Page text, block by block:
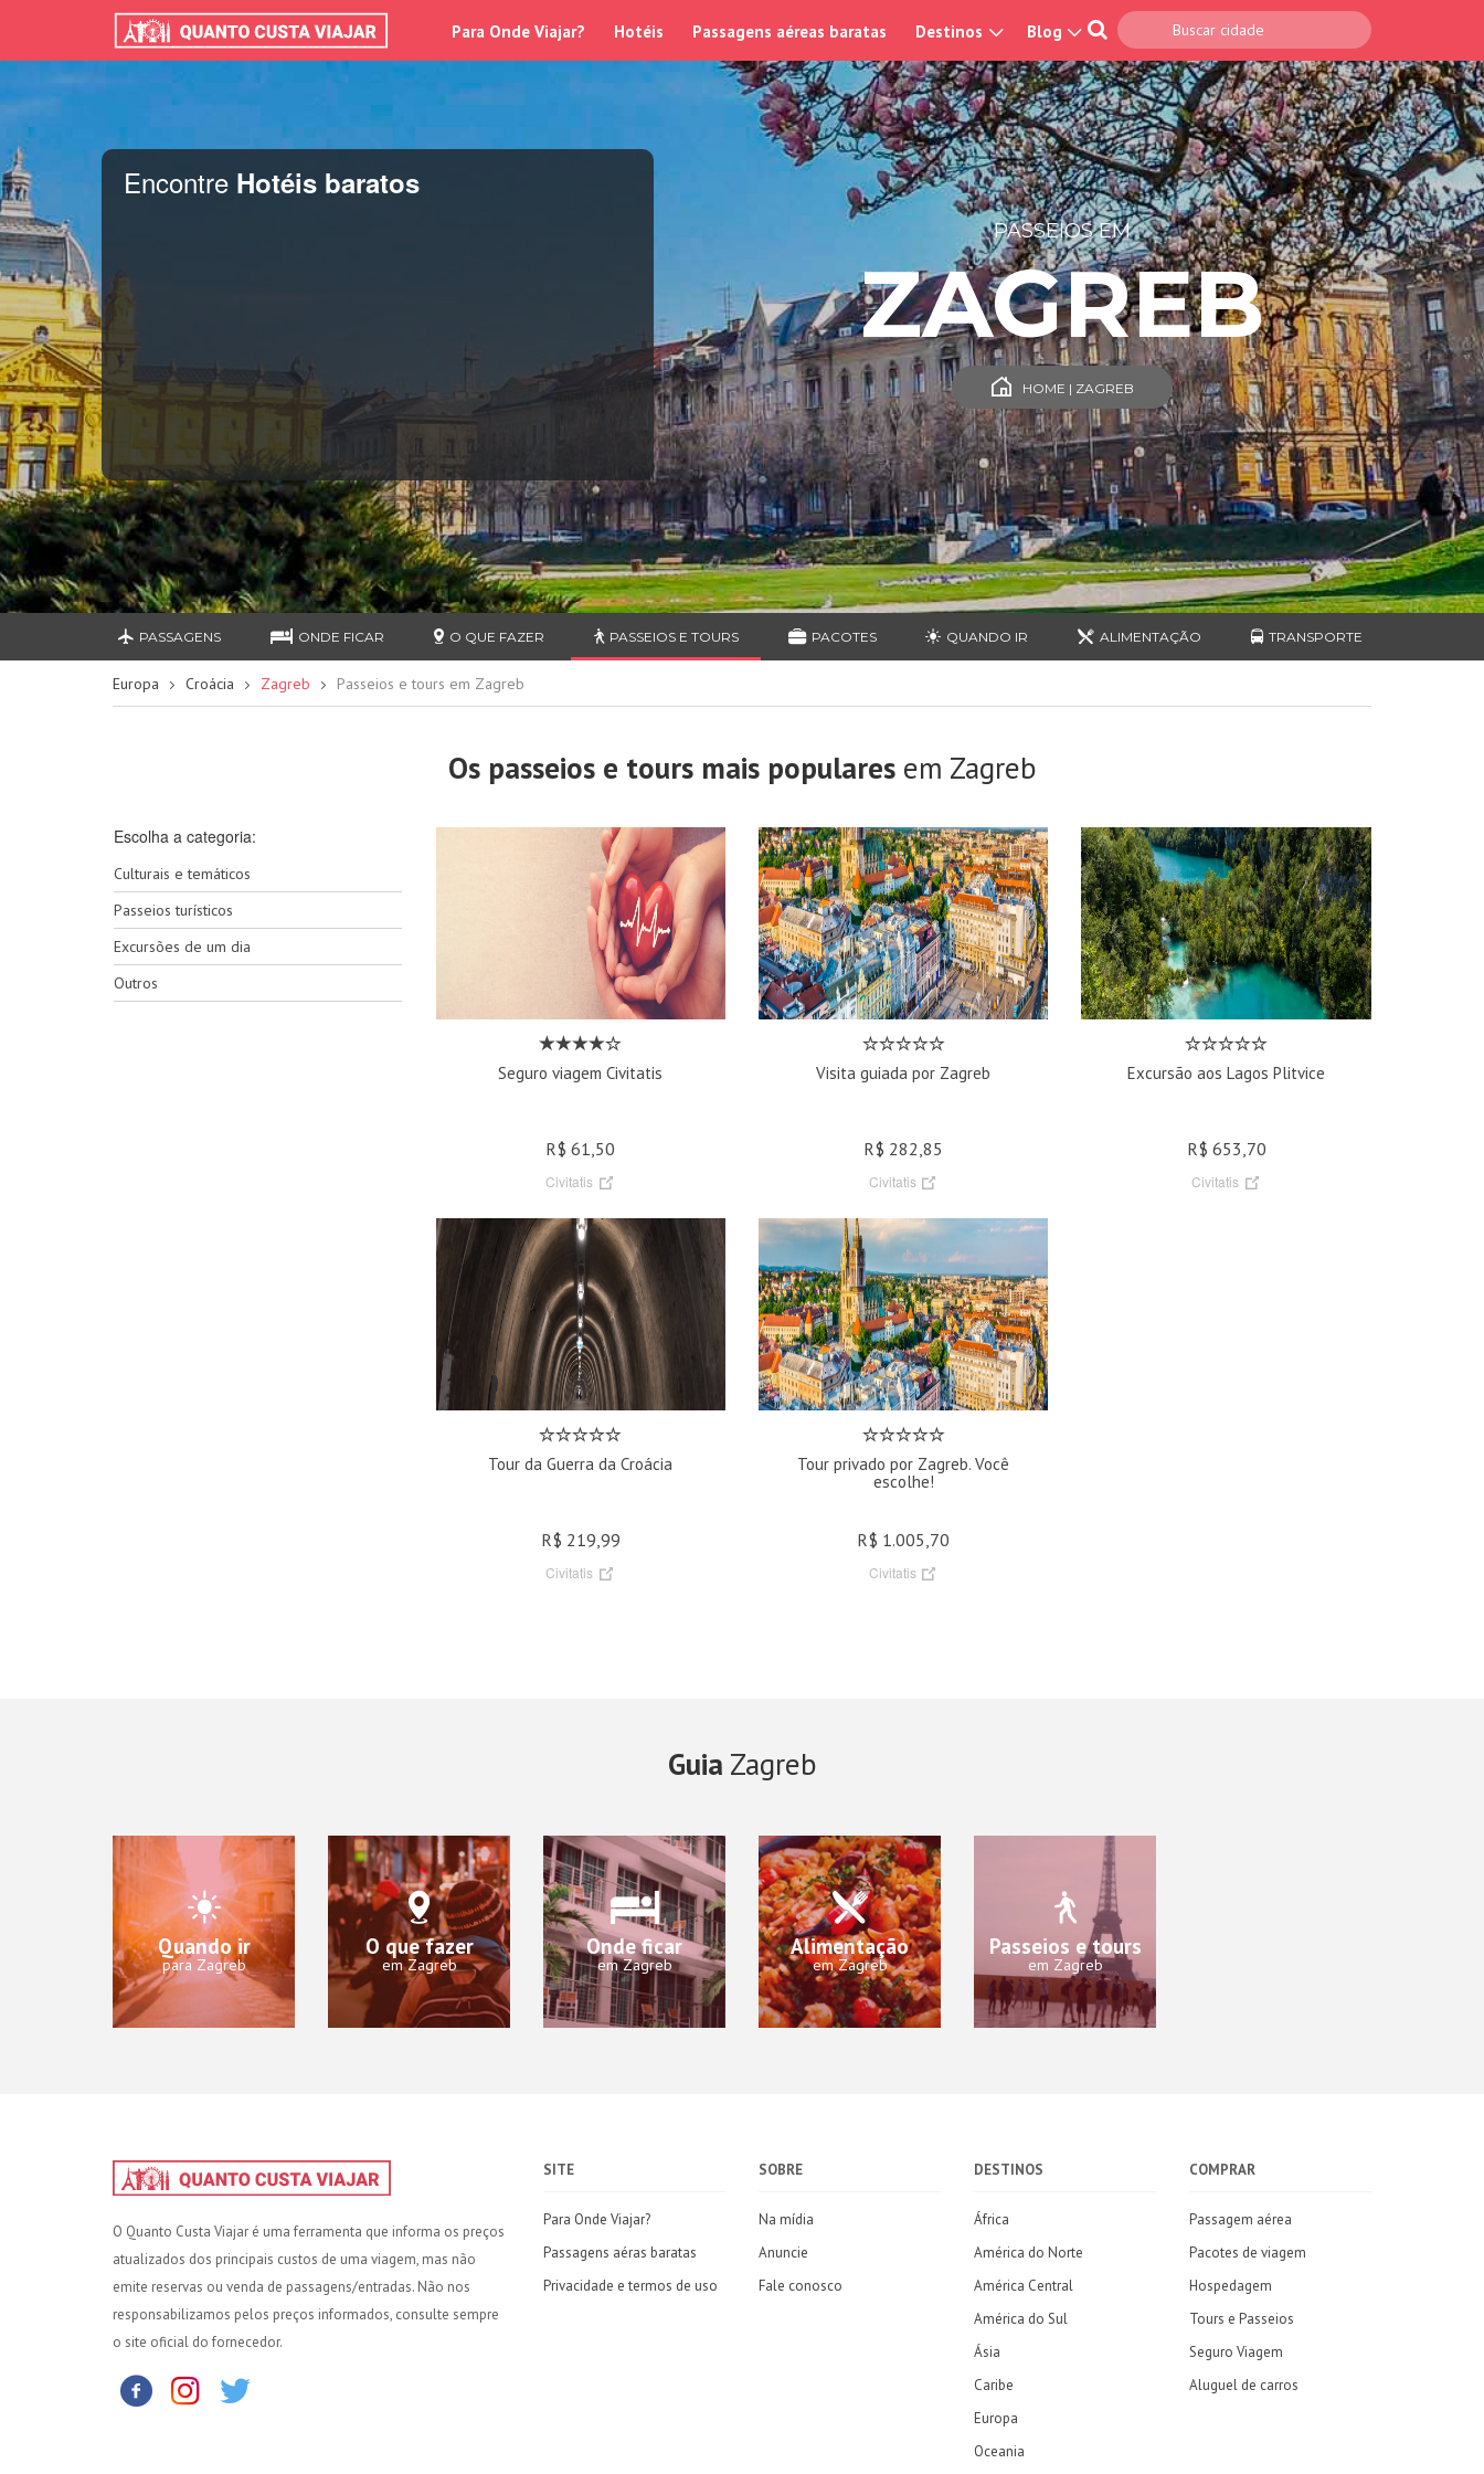
Para Onde Viajar? Hotéis Passagens aéreas baratas Destinos Blog
Encontre Hotéis baratos
PASSEIOS EM
ZAGREB
HOME | ZAGREB
PASSAGENS ONDE FICAR O QUE FAZER PASSEIOS E TOURS PACOTES QUANDO IR ALIMENTAÇÃO TRANSPORTE
Europa Croácia Zagreb Passeios e tours em Zagreb
Os passeios e tours mais popularesem Zagreb
Escolha a categoria:
Culturais e temáticos
Passeios turísticos
Excursões de um dia
Outros
Seguro viagem Civitatis
R$ 61,50
Civitatis
Visita guiada por Zagreb
R$ 282,85
Civitatis
Excursão aos Lagos Plitvice
R$ 653,70
Civitatis
Tour da Guerra da Croácia
R$ 219,99
Civitatis
Tour privado por Zagreb. Você
escolhe!
R$ 1.005,70
Civitatis
Guia Zagreb
Quando ir
para Zagreb
O que fazer
em Zagreb
Onde ficar
em Zagreb
Alimentação
em Zagreb
Passeios e tours
em Zagreb
O Quanto Custa Viajar é uma ferramenta que informa os preços
atualizados dos principais custos de uma viagem, mas não
emite reservas ou venda de passagens/entradas. Não nos
responsabilizamos pelos preços informados, consulte sempre
o site oficial do fornecedor.
SITE
Para Onde Viajar?
Passagens aéras baratas
Privacidade e termos de uso
SOBRE
Na mídia
Anuncie
Fale conosco
DESTINOS
África
América do Norte
América Central
América do Sul
Ásia
Caribe
Europa
Oceania
COMPRAR
Passagem aérea
Pacotes de viagem
Hospedagem
Tours e Passeios
Seguro Viagem
Aluguel de carros